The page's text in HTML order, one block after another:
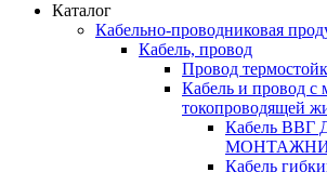
Каталог
Кабельно-проводниковая
Кабель, провод
Провод
Кабель и провод с
токопроводящей
Кабель ВВГ
Кабель